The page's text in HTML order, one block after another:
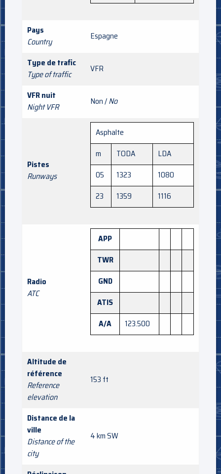
Pays
Country
Espagne
Type de trafic
Type of traffic
VFR
VFR nuit
Night VFR
Non /No
Pistes
Runways
Asphalte
m
TODA
LDA
05
1323
1080
23
1359 1116
Radio
ATC
APP
TWR
GND
ATIS
A/A
123.500
Altitude de
référence
Reference
elevation
153 ft
Distance de la
ville
Distance of the
city
4 km SW